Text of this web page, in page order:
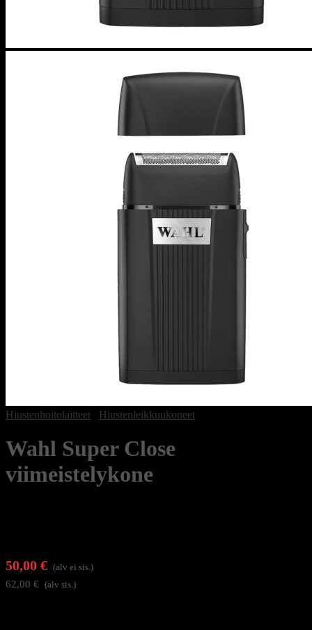
Hiustenhoitolaitteet Hiustenleikkuukoneet
Wahl Super Close
viimeistelykone
50,00 € (alv ei sis.)
62,00 € (alv sis.)